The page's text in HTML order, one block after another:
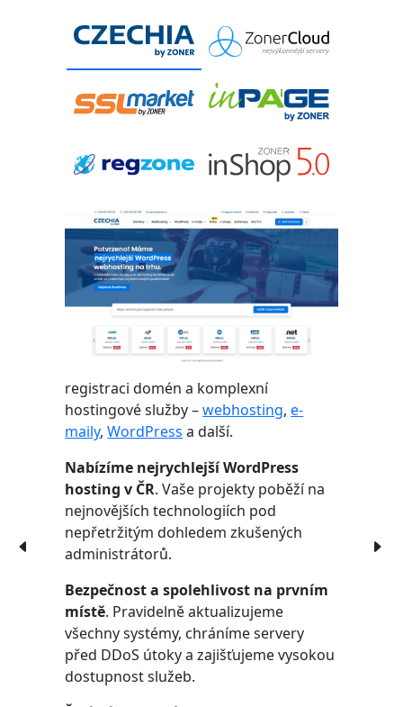
registraci domén a komplexní
hostingové služby –webhosting,e-
maily,WordPress a další.
Nabízíme nejrychlejší WordPress
hosting v ČR. Vaše projekty poběží na
nejnovějších technologiích pod
nepřetržitým dohledem zkušených
administrátorů.
Bezpečnost a spolehlivost na prvním
místě. Pravidelně aktualizujeme
všechny systémy, chráníme servery
před DDoS útoky a zajišťujeme vysokou
dostupnost služeb.